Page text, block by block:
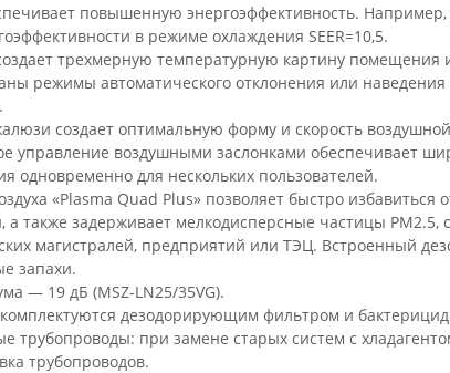
повышенную энергоэффективность.
в режиме охлаждения SEER=10,5.
трехмерную температурную картину
режимы автоматического отклонения или
создает оптимальную форму и скорость
управление воздушными заслонками обеспечивает
одновременно для нескольких пользователей.
«Plasma Quad Plus» позволяет быстро избавиться
а также задерживает мелкодисперсные частицы PM2.5,
магистралей, предприятий или ТЭЦ. Встроенный
запахи.
— 19 дБ (MSZ-LN25/35VG).
дезодорирующим фильтром и
трубопроводы: при замене старых систем с
трубопроводов.